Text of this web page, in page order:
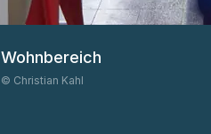
Wohnbereich
© Christian Kahl